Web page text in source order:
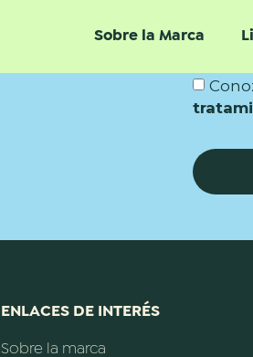
Sobre la Marca
ENLACES DE INTERÉS
Sobre la marca